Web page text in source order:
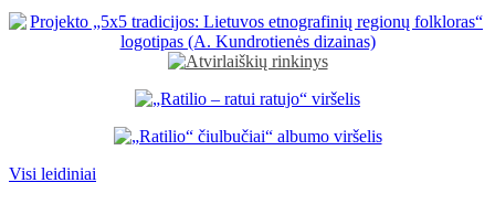
Visi leidiniai